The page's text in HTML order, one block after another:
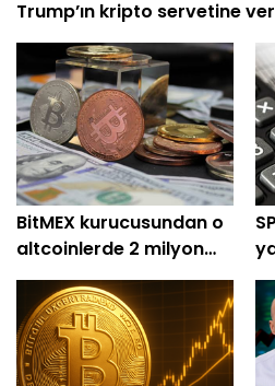
Trump’ın kripto servetine
BitMEX kurucusundan o
altcoinlerde 2 milyon
dolarlık alım